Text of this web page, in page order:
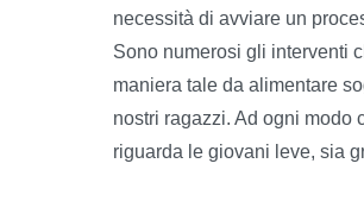
necessità di avviare un
Sono numerosi gli interventi
maniera tale da alimentare
nostri ragazzi. Ad ogni modo
riguarda le giovani leve, sia